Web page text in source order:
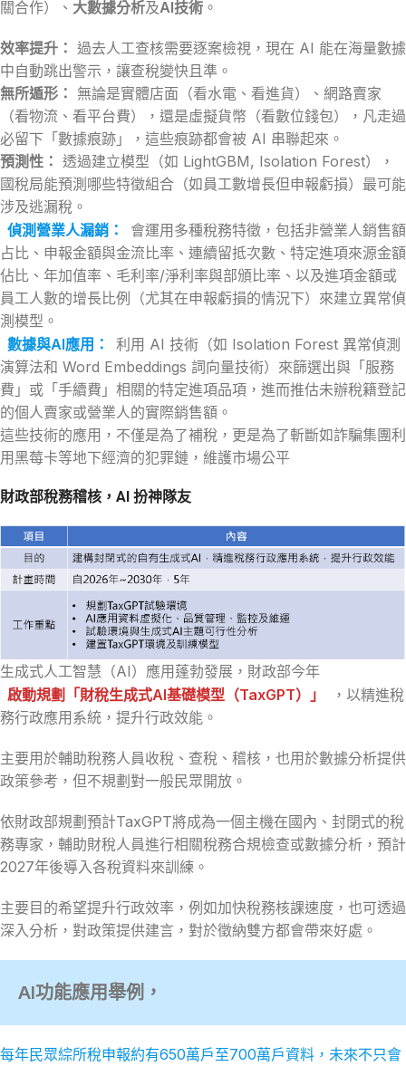
關合作）、 大數據分析及AI技術 。
效率提升： 過去人工查核需要逐案檢視，現在 AI 能在海量數據
中自動跳出警示，讓查稅變快且準。
無所遁形： 無論是實體店面（看水電、看進貨）、網路賣家
（看物流、看平台費），還是虛擬貨幣（看數位錢包），凡走過
必留下「數據痕跡」，這些痕跡都會被 AI 串聯起來。
預測性： 透過建立模型（如 LightGBM, Isolation Forest），
國稅局能預測哪些特徵組合（如員工數增長但申報虧損）最可能
涉及逃漏稅。
偵測營業人漏銷 ：
會運用多種稅務特徵，包括非營業人銷售額
占比、申報金額與金流比率、連續留抵次數、特定進項來源金額
佔比、年加值率、毛利率/淨利率與部頒比率、以及進項金額或
員工人數的增長比例（尤其在申報虧損的情況下）來建立異常偵
測模型。
數據與AI應用 ：
利用 AI 技術（如 Isolation Forest 異常偵測
演算法和 Word Embeddings 詞向量技術）來篩選出與「服務
費」或「手續費」相關的特定進項品項，進而推估未辦稅籍登記
的個人賣家或營業人的實際銷售額。
這些技術的應用，不僅是為了補稅，更是為了斬斷如詐騙集團利
用黑莓卡等地下經濟的犯罪鏈，維護市場公平
財政部稅務稽核，AI 扮神隊友
生成式人工智慧（AI）應用蓬勃發展，財政部今年
啟動規劃「財稅生成式AI基礎模型（TaxGPT）」
，以精進稅
務行政應用系統，提升行政效能。
主要用於輔助稅務人員收稅、查稅、稽核，也用於數據分析提供
政策參考，但不規劃對一般民眾開放。
依財政部規劃預計TaxGPT將成為一個主機在國內、封閉式的稅
務專家，輔助財稅人員進行相關稅務合規檢查或數據分析，預計
2027年後導入各稅資料來訓練。
主要目的希望提升行政效率，例如加快稅務核課速度，也可透過
深入分析，對政策提供建言，對於徵納雙方都會帶來好處。
AI功能應用舉例，
每年民眾綜所稅申報約有650萬戶至700萬戶資料，未來不只會